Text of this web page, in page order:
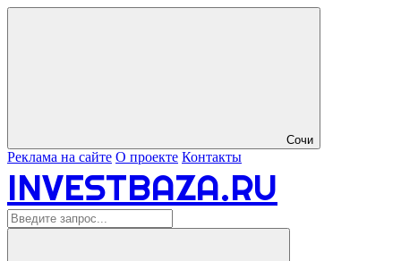
Сочи
Реклама на сайте О проекте Контакты
INVESTBAZA.RU